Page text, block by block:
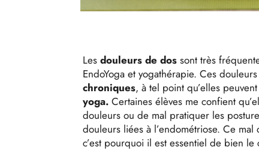
Lesdouleurs de dos sont très
EndoYoga et yogathérapie. Ces
chroniques, à tel point qu’elles peuvent
yoga. Certaines élèves me confient
douleurs ou de mal pratiquer les
douleurs liées à l’endométriose. Ce
c’est pourquoi il est essentiel de bien